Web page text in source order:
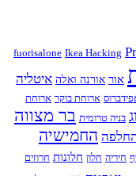
fuorisalone Ikea Hacking
אור אורנה ואלה איטליה
ארוחת בוקר ארוחת
בניה טרומית בר מצווה
החמישיה
חיריה חלון חלונות חרוזים